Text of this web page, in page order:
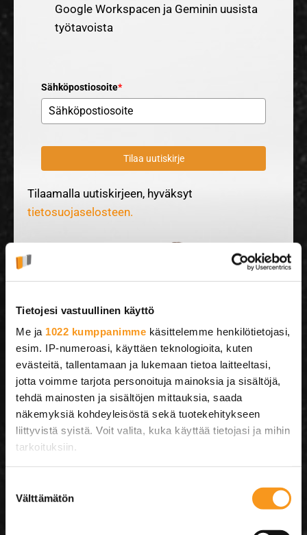
Tietojesi vastuullinen käyttö
Me ja 1022 kumppanimme käsittelemme henkilötietojasi,
esim. IP-numeroasi, käyttäen teknologioita, kuten
evästeitä, tallentamaan ja lukemaan tietoa laitteeltasi,
jotta voimme tarjota personoituja mainoksia ja sisältöjä,
tehdä mainosten ja sisältöjen mittauksia, saada
näkemyksiä kohdeyleisöstä sekä tuotekehitykseen
liittyvistä syistä. Voit valita, kuka käyttää tietojasi ja mihin
tarkoituksiin.
Kerätä tietoja maantieteellisestä sijainnistasi,
valinta
Välttämätön
Google Workspacen ja Geminin uusista
työtavoista
Sähköpostiosoite*
Tilaa uutiskirje
Tilaamalla uutiskirjeen, hyväksyt
tietosuojaselosteen.